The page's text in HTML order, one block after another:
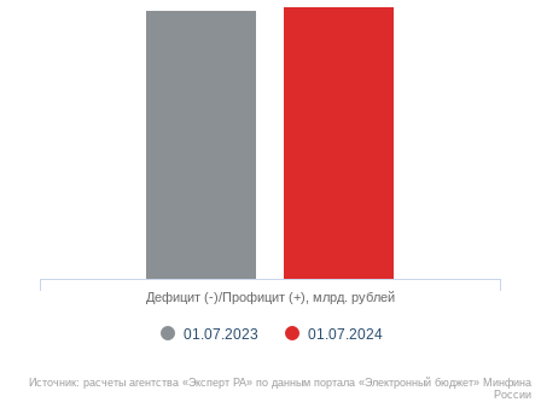
01.07.2023 01.07.2024
Дефицит (-)/Профицит (+), млрд. рублей
Источник: расчеты агентства «Эксперт РА» по данным портала «Электронный бюджет» Минфина
России